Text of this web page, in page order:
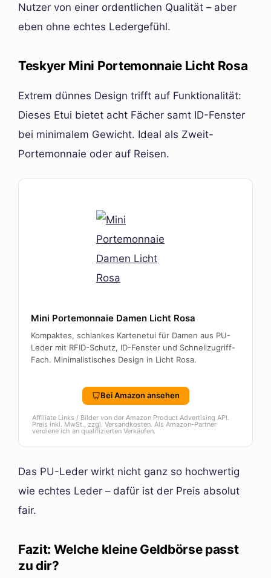
Nutzer von einer ordentlichen Qualität – aber
eben ohne echtes Ledergefühl.
Teskyer Mini Portemonnaie Licht Rosa
Extrem dünnes Design trifft auf Funktionalität:
Dieses Etui bietet acht Fächer samt ID-Fenster
bei minimalem Gewicht. Ideal als Zweit-
Portemonnaie oder auf Reisen.
Mini Portemonnaie Damen Licht Rosa
Kompaktes, schlankes Kartenetui für Damen aus PU-
Leder mit RFID-Schutz, ID-Fenster und Schnellzugriff-
Fach. Minimalistisches Design in Licht Rosa.
Bei Amazon ansehen
Affiliate Links / Bilder von der Amazon Product Advertising API.
Preis inkl. MwSt., zzgl. Versandkosten. Als Amazon-Partner
verdiene ich an qualifizierten Verkäufen.
Das PU-Leder wirkt nicht ganz so hochwertig
wie echtes Leder – dafür ist der Preis absolut
fair.
Fazit: Welche kleine Geldbörse passt
zu dir?